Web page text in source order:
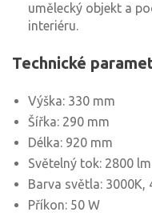
umělecký objekt a
interiéru.
Technické
Výška: 330 mm
Šířka: 290 mm
Délka: 920 mm
Světelný tok: 2800 lm
Barva světla: 3000K,
Příkon: 50 W